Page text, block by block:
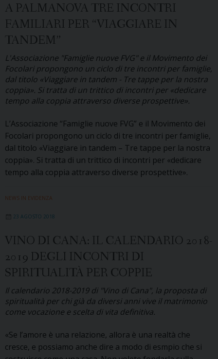
A PALMANOVA TRE INCONTRI
FAMILIARI PER “VIAGGIARE IN
TANDEM”
L'Associazione "Famiglie nuove FVG" e il Movimento dei
Focolari propongono un ciclo di tre incontri per famiglie,
dal titolo «Viaggiare in tandem - Tre tappe per la nostra
coppia». Si tratta di un trittico di incontri per «dedicare
tempo alla coppia attraverso diverse prospettive».
L’Associazione “Famiglie nuove FVG” e il Movimento dei
Focolari propongono un ciclo di tre incontri per famiglie,
dal titolo «Viaggiare in tandem – Tre tappe per la nostra
coppia». Si tratta di un trittico di incontri per «dedicare
tempo alla coppia attraverso diverse prospettive».
NEWS IN EVIDENZA
23 AGOSTO 2018
VINO DI CANA: IL CALENDARIO 2018-
2019 DEGLI INCONTRI DI
SPIRITUALITÀ PER COPPIE
Il calendario 2018-2019 di "Vino di Cana", la proposta di
spiritualità per chi già da diversi anni vive il matrimonio
come vocazione e scelta di vita definitiva.
«Se l’amore è una relazione, allora è una realtà che
cresce, e possiamo anche dire a modo di esmpio che si